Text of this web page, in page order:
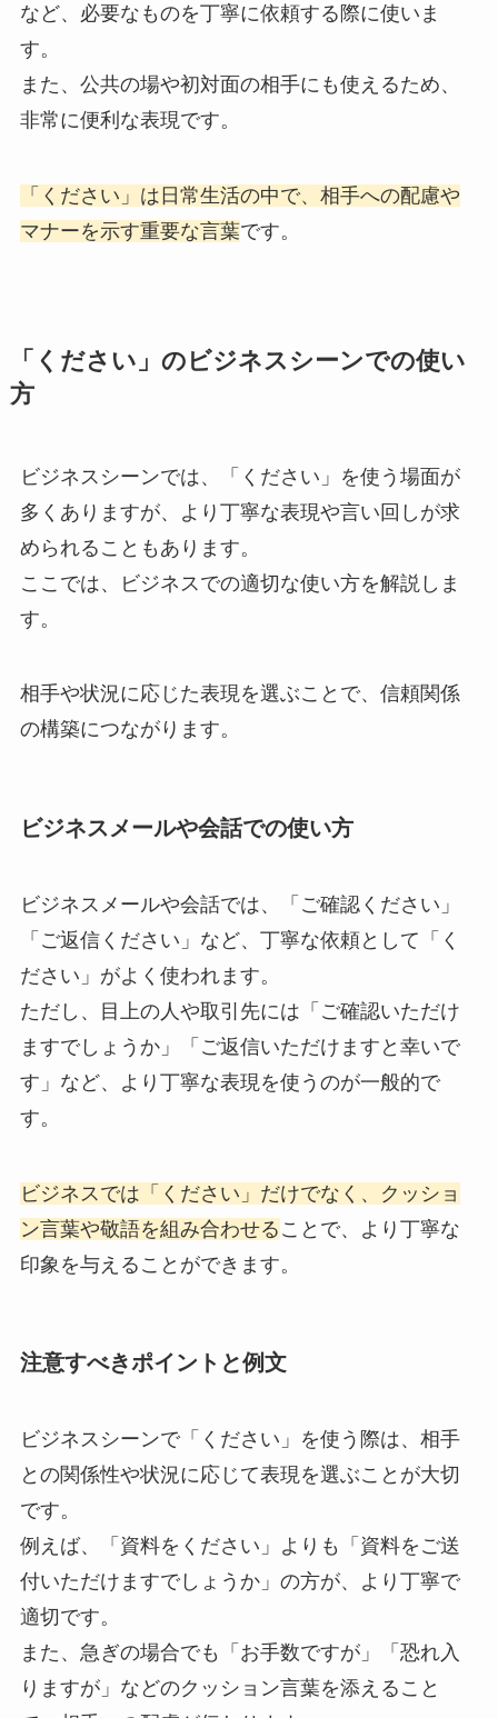
など、必要なものを丁寧に依頼する際に使いま
す。
また、公共の場や初対面の相手にも使えるため、
非常に便利な表現です。
「ください」は日常生活の中で、相手への配慮や
マナーを示す重要な言葉です。
「ください」のビジネスシーンでの使い
方
ビジネスシーンでは、「ください」を使う場面が
多くありますが、より丁寧な表現や言い回しが求
められることもあります。
ここでは、ビジネスでの適切な使い方を解説しま
す。
相手や状況に応じた表現を選ぶことで、信頼関係
の構築につながります。
ビジネスメールや会話での使い方
ビジネスメールや会話では、「ご確認ください」
「ご返信ください」など、丁寧な依頼として「く
ださい」がよく使われます。
ただし、目上の人や取引先には「ご確認いただけ
ますでしょうか」「ご返信いただけますと幸いで
す」など、より丁寧な表現を使うのが一般的で
す。
ビジネスでは「ください」だけでなく、クッショ
ン言葉や敬語を組み合わせる ことで、より丁寧な
印象を与えることができます。
注意すべきポイントと例文
ビジネスシーンで「ください」を使う際は、相手
との関係性や状況に応じて表現を選ぶことが大切
です。
例えば、「資料をください」よりも「資料をご送
付いただけますでしょうか」の方が、より丁寧で
適切です。
また、急ぎの場合でも「お手数ですが」「恐れ入
りますが」などのクッション言葉を添えること